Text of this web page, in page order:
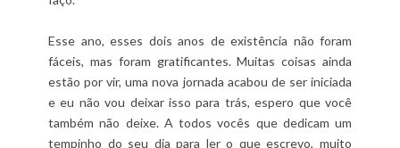
Esse ano, esses dois anos de existência não foram
fáceis, mas foram gratificantes. Muitas coisas ainda
estão por vir, uma nova jornada acabou de ser iniciada
e eu não vou deixar isso para trás, espero que você
também não deixe. A todos vocês que dedicam um
tempinho do seu dia para ler o que escrevo, muito